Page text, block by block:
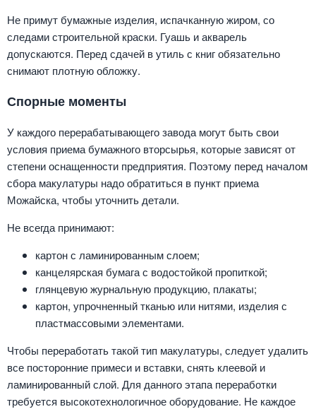
Не примут бумажные изделия, испачканную жиром, со
следами строительной краски. Гуашь и акварель
допускаются. Перед сдачей в утиль с книг обязательно
снимают плотную обложку.
Спорные моменты
У каждого перерабатывающего завода могут быть свои
условия приема бумажного вторсырья, которые зависят от
степени оснащенности предприятия. Поэтому перед началом
сбора макулатуры надо обратиться в пункт приема
Можайска, чтобы уточнить детали.
Не всегда принимают:
картон с ламинированным слоем;
канцелярская бумага с водостойкой пропиткой;
глянцевую журнальную продукцию, плакаты;
картон, упрочненный тканью или нитями, изделия с
пластмассовыми элементами.
Чтобы переработать такой тип макулатуры, следует удалить
все посторонние примеси и вставки, снять клеевой и
ламинированный слой. Для данного этапа переработки
требуется высокотехнологичное оборудование. Не каждое